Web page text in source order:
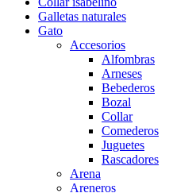
Galletas naturales
Gato
Accesorios
Alfombras
Arneses
Bebederos
Bozal
Collar
Comederos
Juguetes
Rascadores
Arena
Areneros